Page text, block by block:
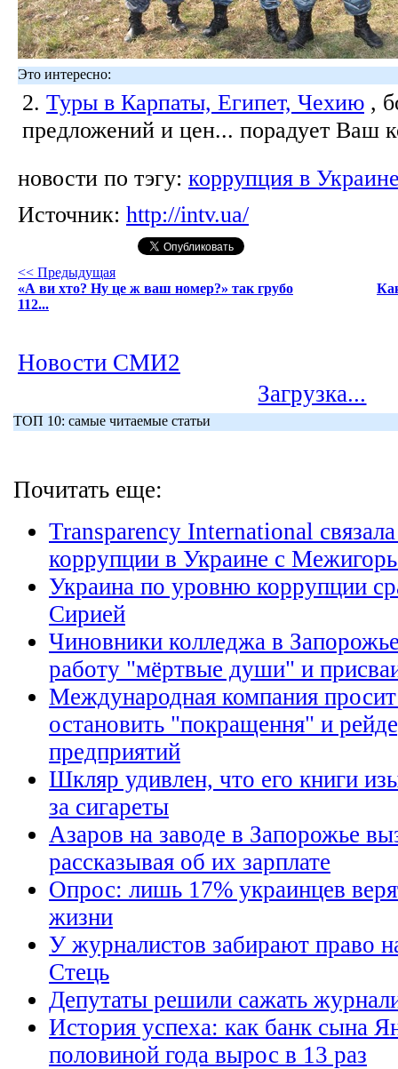
Это интересно:
2. Туры в Карпаты, Египет, Чехию ,
предложений и цен... порадует Ваш
новости по тэгу: коррупция в
Источник: http://intv.ua/
<< Предыдущая
«А ви хто? Ну це ж ваш номер?» так грубо
112...
Новости СМИ2
Загрузка...
ТОП 10: самые читаемые статьи
Почитать еще:
Transparency International
коррупции в Украине с
Украина по уровню коррупции
Сирией
Чиновники колледжа в
работу "мёртвые души" и
Международная компания просит
остановить "покращення" и
предприятий
Шкляр удивлен, что его книги
за сигареты
Азаров на заводе в Запорожье
рассказывая об их зарплате
Опрос: лишь 17% украинцев
жизни
У журналистов забирают право
Стець
Депутаты решили сажать
История успеха: как банк сына
половиной года вырос в 13 раз